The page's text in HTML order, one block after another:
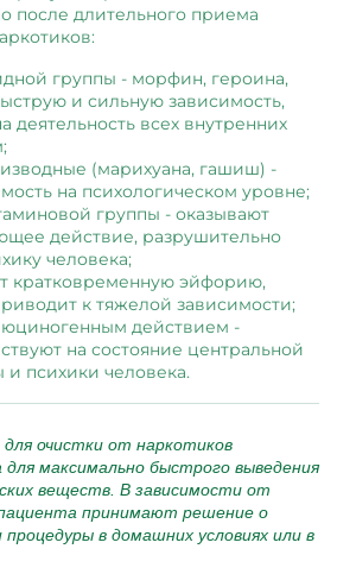
после длительного приема
группы - морфин, героина,
и сильную зависимость,
деятельность всех внутренних
(марихуана, гашиш) -
на психологическом уровне;
группы - оказывают
действие, разрушительно
человека;
кратковременную эйфорию,
к тяжелой зависимости;
действием -
на состояние центральной
психики человека.
для очистки от наркотиков
для максимально быстрого выведения
веществ. В зависимости от
принимают решение о
процедуры в домашних условиях или в